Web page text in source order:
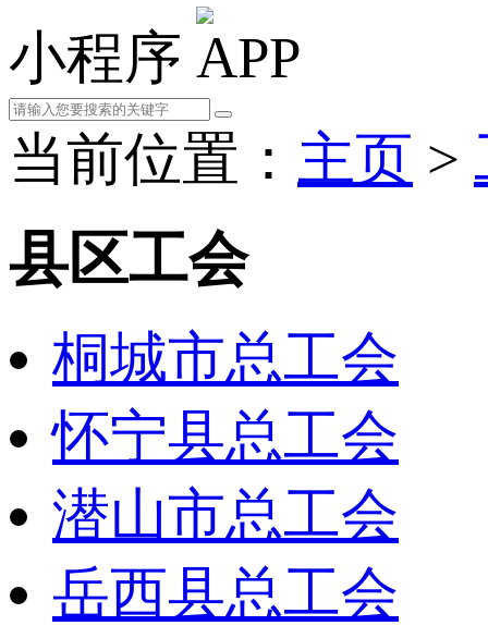
小程序
当前位置： 主页 >
县区工会
桐城市总工会
怀宁县总工会
潜山市总工会
岳西县总工会